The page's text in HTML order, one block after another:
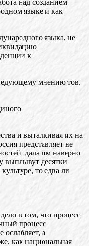
над созданием
языке и как
языка, не
к
мнению тов.
и выталкивая их на
представляет не
дала им наверно
выплывут десятки
то едва ли
в том, что процесс
процесс
ослабляет, а
как национальная